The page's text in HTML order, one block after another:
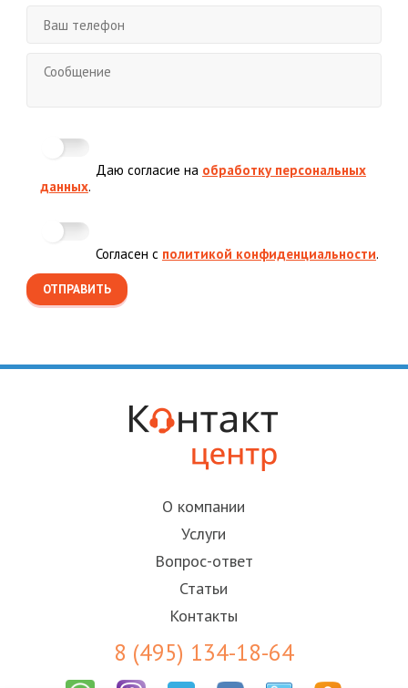
Даю согласие на обработку персональных
данных.
Согласен с политикой конфиденциальности.
О компании
Услуги
Вопрос-ответ
Статьи
Контакты
8 (495) 134-18-64